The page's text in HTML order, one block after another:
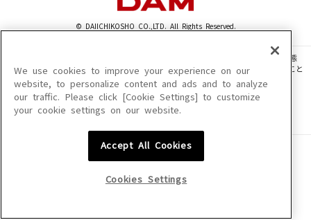
© DAIICHIKOSHO CO.,LTD. All Rights Reserved.
このサイトに掲載されている一切の文章・画像・写真・動画・音声等を、手段や形態
を問わず、著作権法の定める範囲を超えて無断で複製、転載、ファイル化などすること
を禁じます。
楽曲及びコンテンツは、機種によりご利用いただけない場合があります。
楽曲及びコンテンツの配信日、配信内容が変更になる場合があります。
We use cookies to improve your experience on our
website, to personalize content and ads and to analyze
our traffic. Please click [Cookie Settings] to customize
your cookie settings on our website.
Accept All Cookies
Cookies Settings